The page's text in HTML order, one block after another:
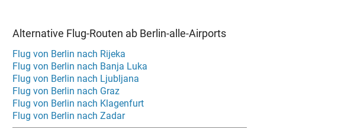
Alternative Flug-Routen ab Berlin-alle-Airports
Flug von Berlin nach Rijeka
Flug von Berlin nach Banja Luka
Flug von Berlin nach Ljubljana
Flug von Berlin nach Graz
Flug von Berlin nach Klagenfurt
Flug von Berlin nach Zadar